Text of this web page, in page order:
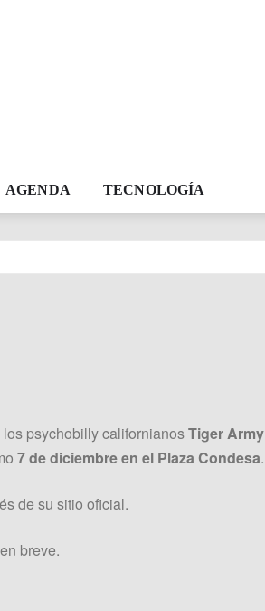
AGENDA TECNOLOGÍA
los psychobilly californianosTiger Army
7 de diciembre en el Plaza Condesa.
de su sitio oficial.
breve.